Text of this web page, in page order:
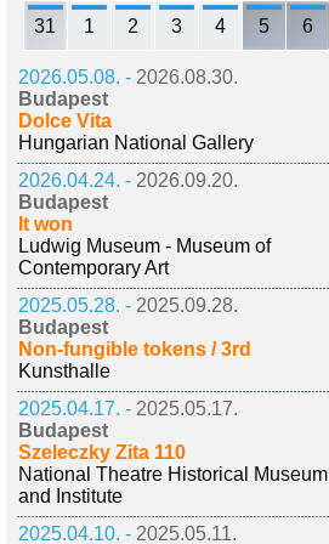
31 1 2 3 4 5 6
2026.05.08. - 2026.08.30.
Budapest
Dolce Vita
Hungarian National Gallery
2026.04.24. - 2026.09.20.
Budapest
It won
Ludwig Museum - Museum of
Contemporary Art
2025.05.28. - 2025.09.28.
Budapest
Non-fungible tokens / 3rd
Kunsthalle
2025.04.17. - 2025.05.17.
Budapest
Szeleczky Zita 110
National Theatre Historical Museum
and Institute
2025.04.10. - 2025.05.11.